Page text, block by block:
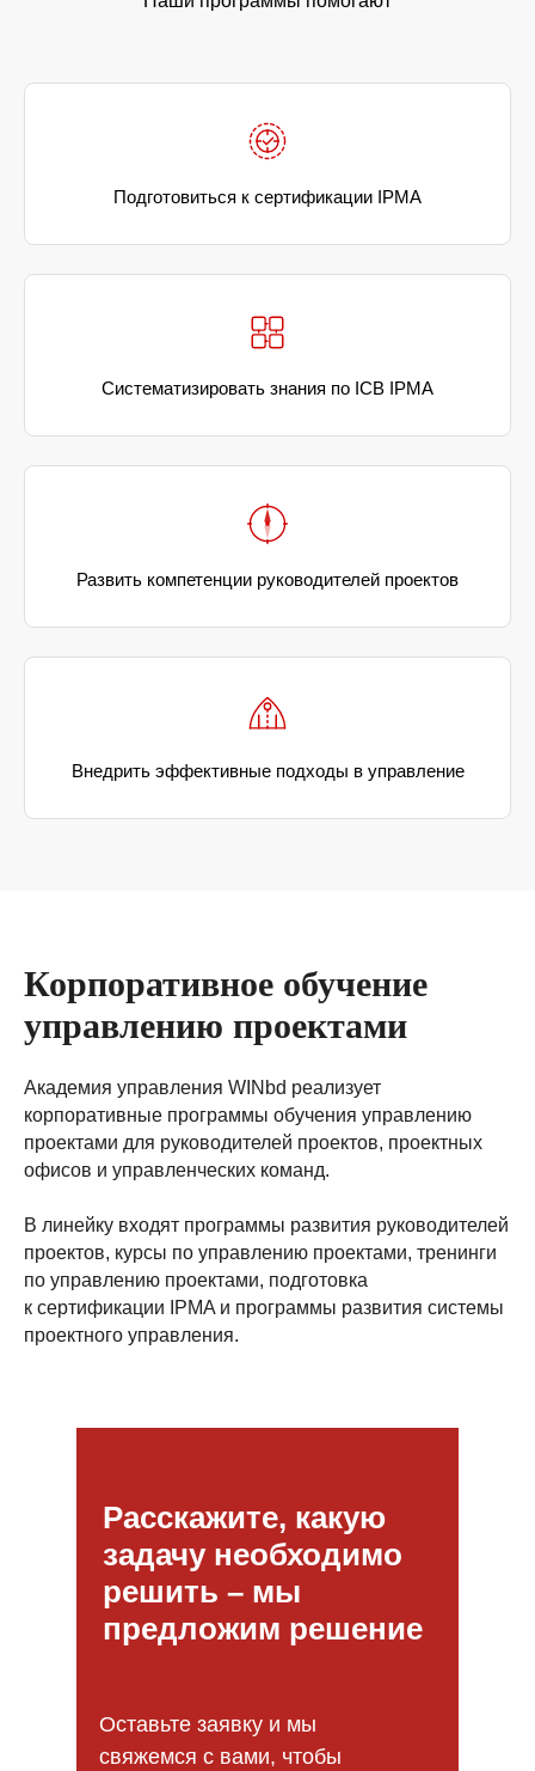
Подготовиться к сертификации IPMA
Систематизировать знания по ICB IPMA
Развить компетенции руководителей проектов
Внедрить эффективные подходы в управление
Корпоративное обучение
управлению проектами
Академия управления WINbd реализует
корпоративные программы обучения управлению
проектами для руководителей проектов, проектных
офисов и управленческих команд.
В линейку входят программы развития руководителей
проектов, курсы по управлению проектами, тренинги
по управлению проектами, подготовка
к сертификации IPMA и программы развития системы
проектного управления.
Расскажите, какую
задачу необходимо
решить – мы
предложим решение
Оставьте заявку и мы
свяжемся с вами, чтобы